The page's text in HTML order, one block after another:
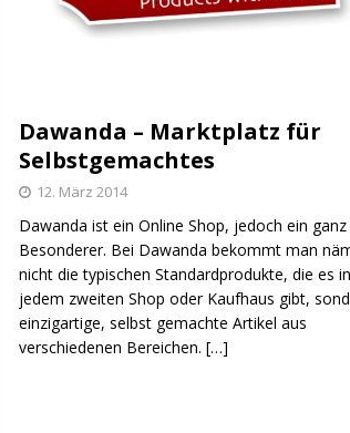
Dawanda – Marktplatz für
Selbstgemachtes
12. März 2014
Dawanda ist ein Online Shop, jedoch ein ganz
Besonderer. Bei Dawanda bekommt man
nicht die typischen Standardprodukte, die es in
jedem zweiten Shop oder Kaufhaus gibt,
einzigartige, selbst gemachte Artikel aus
verschiedenen Bereichen. […]